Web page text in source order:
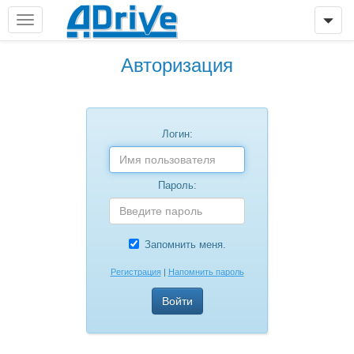
Авторизация
Логин:
Пароль:
Запомнить меня.
Регистрация| Напомнить пароль